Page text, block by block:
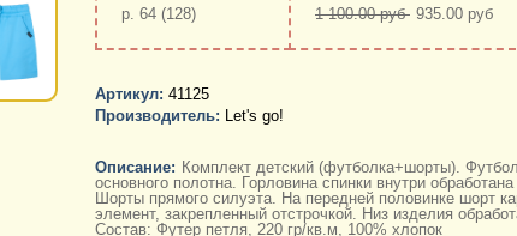
р. 64 (128) 1 100.00 руб 935.00 руб
Артикул: 41125
Производитель: Let's go!
Описание: Комплект детский (футболка+шорты).
основного полотна. Горловина спинки внутри
Шорты прямого силуэта. На передней половинке шорт
элемент, закрепленный отстрочкой. Низ изделия
Состав: Футер петля, 220 гр/кв.м, 100% хлопок